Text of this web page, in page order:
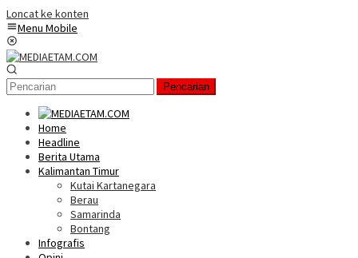
Loncat ke konten
Menu Mobile
Pencarian
Home
Headline
Berita Utama
Kalimantan Timur
Kutai Kartanegara
Berau
Samarinda
Bontang
Infografis